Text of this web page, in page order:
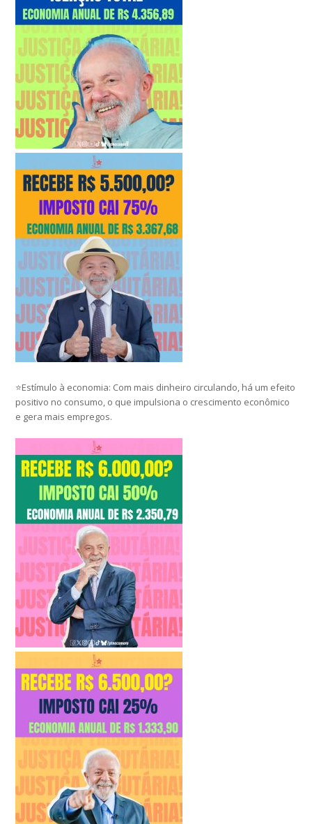
⭐Estímulo à economia: Com mais dinheiro circulando, há um efeito
positivo no consumo, o que impulsiona o crescimento econômico
e gera mais empregos.